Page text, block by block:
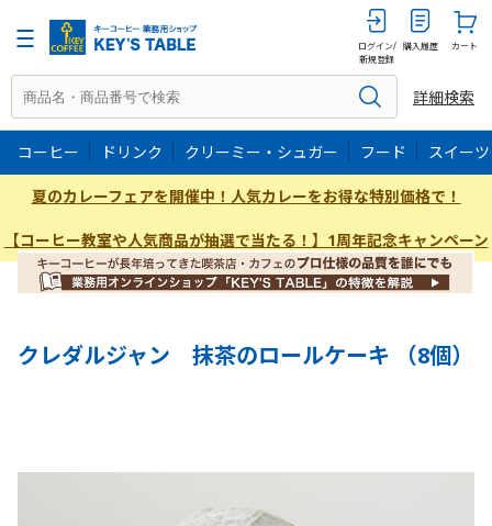
ログイン/
新規登録
購入履歴 カート
詳細検索
コーヒー ドリンク クリーミー・シュガー フード スイーツ
夏のカレーフェアを開催中！人気カレーをお得な特別価格で！
【コーヒー教室や人気商品が抽選で当たる！】1周年記念キャンペーン
クレダルジャン 抹茶のロールケーキ （8個）